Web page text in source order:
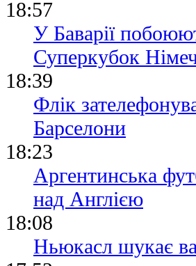
18:57
У Баварії
Суперкубок
18:39
Флік
Барселони
18:23
Аргентинська
над Англією
18:08
Ньюкасл шукає